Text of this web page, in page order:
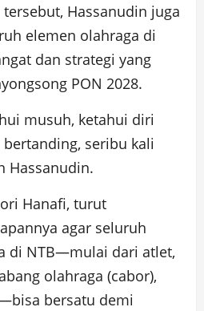
Hassanudin juga
elemen olahraga di
dan strategi yang
PON 2028.
musuh, ketahui diri
seribu kali
Hassanudin.
Hanafi, turut
agar seluruh
di NTB—mulai dari atlet,
olahraga (cabor),
bersatu demi